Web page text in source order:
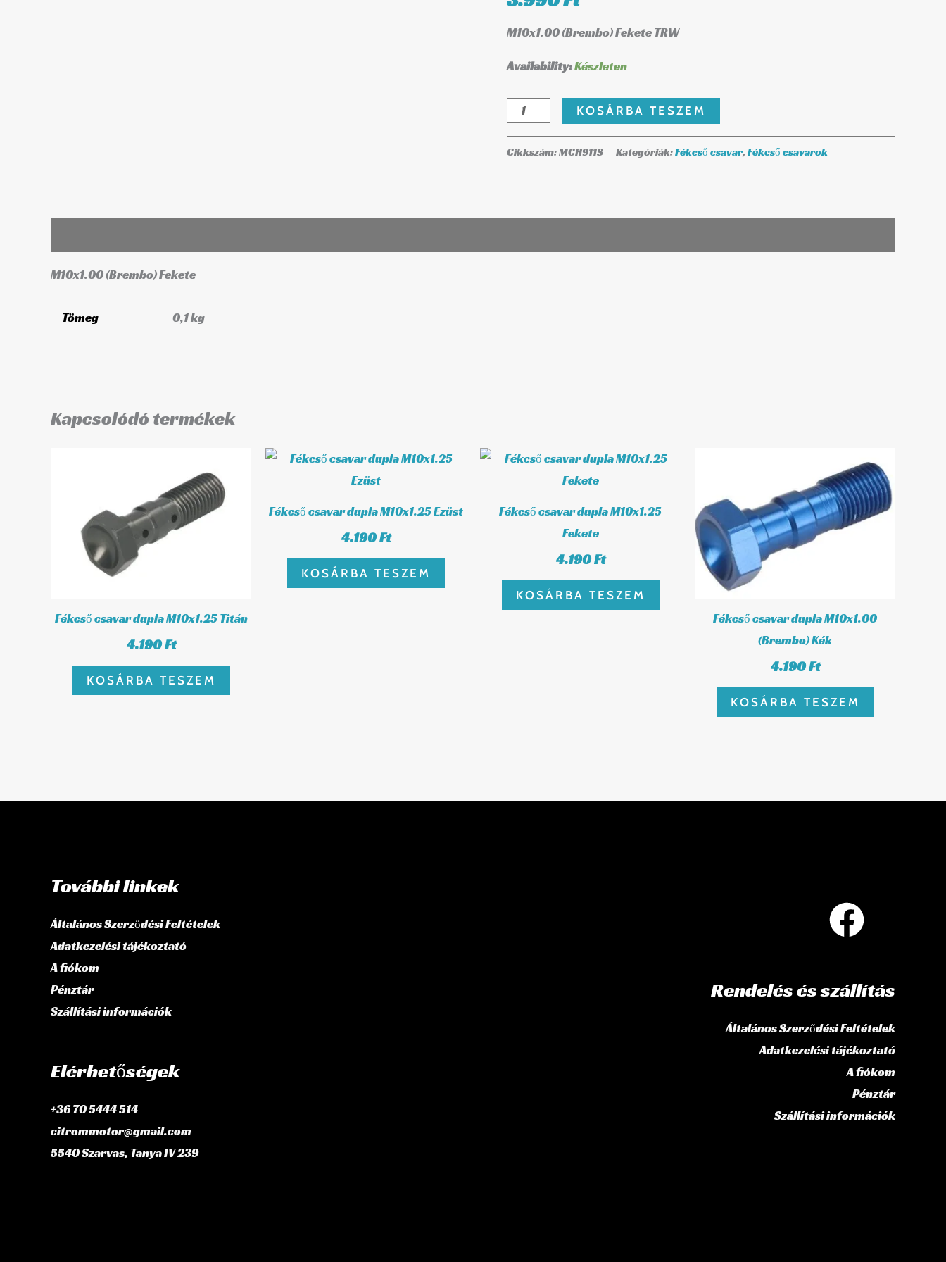
M10x1.00 (Brembo) Fekete TRW
Availability:Készleten
KOSÁRBA TESZEM
Cikkszám:MCH911S Kategóriák:Fékcső csavar, Fékcső csavarok
M10x1.00 (Brembo) Fekete
Tömeg 0,1 kg
Kapcsolódó termékek
Fékcső csavar dupla M10x1.25 Titán
4.190Ft
KOSÁRBA TESZEM
Fékcső csavar dupla M10x1.25 Ezüst
4.190Ft
KOSÁRBA TESZEM
Fékcső csavar dupla M10x1.25
Fekete
4.190Ft
KOSÁRBA TESZEM
Fékcső csavar dupla M10x1.00
(Brembo) Kék
4.190Ft
KOSÁRBA TESZEM
További linkek
Általános Szerződési Feltételek
Adatkezelési tájékoztató
A fiókom
Pénztár
Szállítási információk
Elérhetőségek
+36 70 5444 514
citrommotor@gmail.com
5540 Szarvas, Tanya IV 239
Rendelés és szállítás
Általános Szerződési Feltételek
Adatkezelési tájékoztató
A fiókom
Pénztár
Szállítási információk